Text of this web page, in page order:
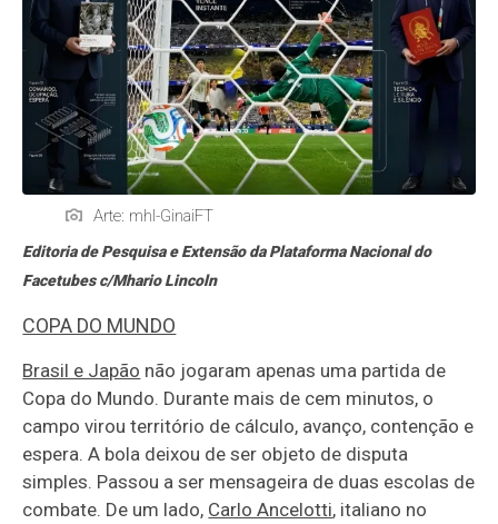
Arte: mhl-GinaiFT
Editoria de Pesquisa e Extensão da Plataforma Nacional do
Facetubes c/Mhario Lincoln
COPA DO MUNDO
Brasil e Japão não jogaram apenas uma partida de
Copa do Mundo. Durante mais de cem minutos, o
campo virou território de cálculo, avanço, contenção e
espera. A bola deixou de ser objeto de disputa
simples. Passou a ser mensageira de duas escolas de
combate. De um lado, Carlo Ancelotti, italiano no